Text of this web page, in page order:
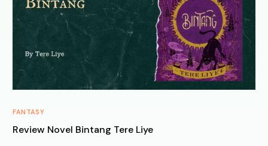
FANTASY
Review Novel Bintang Tere Liye